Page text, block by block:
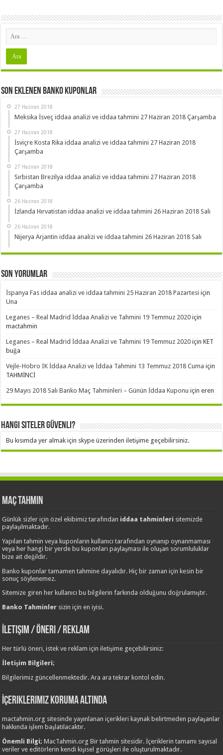
Son Eklenen Banko Kuponlar
27 Haziran 2018
Meksika İsveç iddaa analizi ve iddaa tahmini 27 Haziran 2018 Çarşamba
27 Haziran 2018
İsviçre Kosta Rika iddaa analizi ve iddaa tahmini 27 Haziran 2018
Çarşamba
27 Haziran 2018
Sırbistan Brezilya iddaa analizi ve iddaa tahmini 27 Haziran 2018
Çarşamba
26 Haziran 2018
İzlanda Hırvatistan iddaa analizi ve iddaa tahmini 26 Haziran 2018 Salı
26 Haziran 2018
Nijerya Arjantin iddaa analizi ve iddaa tahmini 26 Haziran 2018 Salı
Son Yorumlar
İspanya Fas iddaa analizi ve iddaa tahmini 25 Haziran 2018 Pazartesi için
Una
Leganes – Real Madrid İddaa Analizi ve Tahmini 19 Temmuz 2020 için
mactahmin
Leganes – Real Madrid İddaa Analizi ve Tahmini 19 Temmuz 2020 içinKET
buğa
Vejle-Hobro IK İddaa Analizi ve İddaa Tahmini 13 Temmuz 2018 Cuma için
TAHMİNCİ
29 Mayıs 2018 Salı Banko Maç Tahminleri – Günün İddaa Kuponu içineren
Hangi Siteler Güvenli?
Bu kısımda yer almak için skype üzerinden iletişime geçebilirsiniz.
Maç Tahmin
Günlük sizler için özel ekibimiz tarafından iddaa tahminleri sitemizde
paylaşılmaktadır.
Yapılan tahmin veya kuponların kullanıcı tarafından oynanıp oynanmaması
veya her hangi bir yerde bu kuponları paylaşması ile oluşan sorumluluklar
bize ait değildir.
Banko kuponlar tamamen tahmine dayalıdır. Hiç bir zaman için kesin bir
sonuç söylenemez.
Sitemize giren her kullanıcı bu bilgilerin farkında olduğunu doğrulamıştır.
Banko Tahminler sizin için en iyisi.
İletişim / Öneri / Reklam
Her türlü öneri, istek ve reklam için iletişime geçebilirsiniz:
İletişim Bilgileri;
Bilgilerimiz güncellenmektedir. Ara ara tekrar kontol edin.
İçeriklerimiz Koruma Altında
mactahmin.org sitesinde yayınlanan içerikleri kaynak belirtmeden paylaşanlar
hakkında işlem başlatılacaktır.
Önemli Bilgi;MacTahmin.org Bir tahmin sitesidir. İçeriklerin tamamı sayısal
veriler ve editörlerin kendi kişisel görüşleri ile oluşturulmaktadır.